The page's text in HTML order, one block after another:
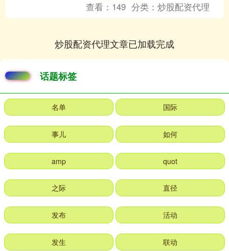
查看： 149 分类：炒股配资代理
炒股配资代理文章已加载完成
话题标签
名单 国际
事儿 如何
amp quot
之际 直径
发布 活动
发生 联动